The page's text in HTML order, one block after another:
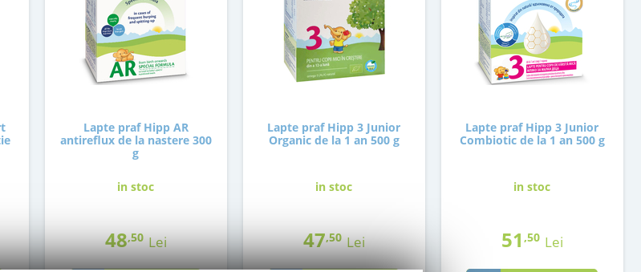
Lapte praf Hipp AR
antireflux de la nastere 300
g
in stoc
48,50 Lei
Lapte praf Hipp 3 Junior
Organic de la 1 an 500 g
in stoc
47,50 Lei
Lapte praf Hipp 3 Junior
Combiotic de la 1 an 500 g
in stoc
51 ,50 Lei